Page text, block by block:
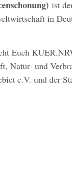
ist
in
Euch
Natur- und
e.V. und der